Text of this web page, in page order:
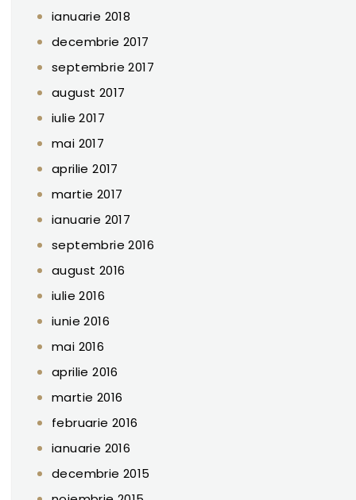
ianuarie 2018
decembrie 2017
septembrie 2017
august 2017
iulie 2017
mai 2017
aprilie 2017
martie 2017
ianuarie 2017
septembrie 2016
august 2016
iulie 2016
iunie 2016
mai 2016
aprilie 2016
martie 2016
februarie 2016
ianuarie 2016
decembrie 2015